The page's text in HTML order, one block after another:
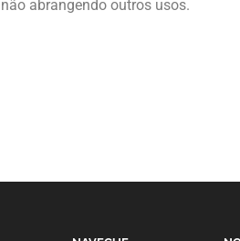
não abrangendo outros usos.